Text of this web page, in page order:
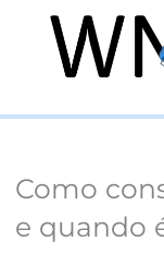
conteúdo
Como
e quando